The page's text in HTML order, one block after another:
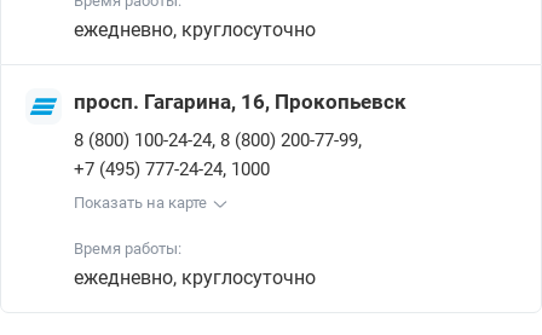
ежедневно, круглосуточно
просп. Гагарина, 16, Прокопьевск
8 (800) 100-24-24, 8 (800) 200-77-99,
+7 (495) 777-24-24, 1000
Показать на карте
Время работы:
ежедневно, круглосуточно